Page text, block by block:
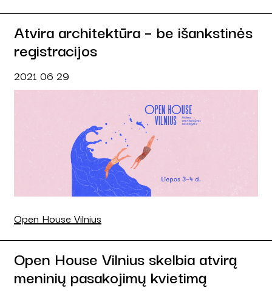
Atvira architektūra – be išankstinės
registracijos
2021 06 29
Open House Vilnius
Open House Vilnius skelbia atvirą
meninių pasakojimų kvietimą